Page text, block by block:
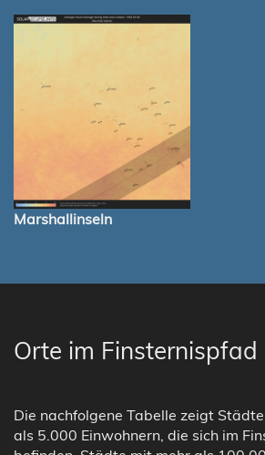
Marshallinseln
Orte im Finsternispfad
Die nachfolgene Tabelle zeigt
als 5.000 Einwohnern, die sich im